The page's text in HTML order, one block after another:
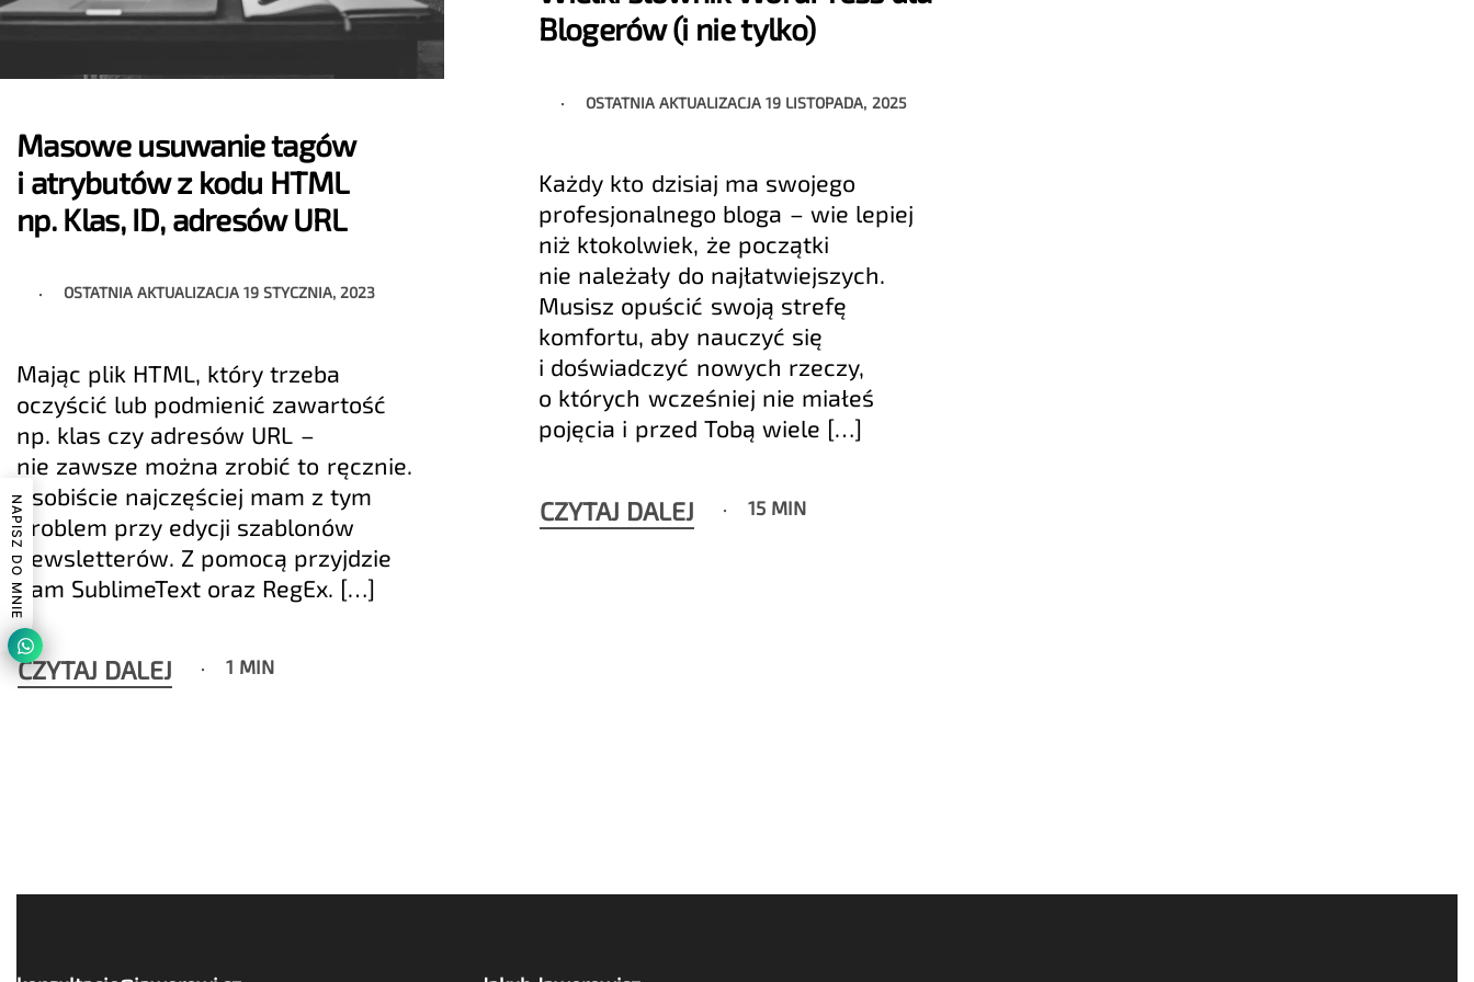
Masowe usuwanie tagów
i atrybutów z kodu HTML
np. Klas, ID, adresów URL
OSTATNIA AKTUALIZACJA19 STYCZNIA, 2023
Mając plik HTML, który trzeba
oczyścić lub podmienić zawartość
np. klas czy adresów URL –
nie zawsze można zrobić to ręcznie.
Osobiście najczęściej mam z tym
problem przy edycji szablonów
newsletterów. Z pomocą przyjdzie
nam SublimeText oraz RegEx. […]
CZYTAJ DALEJ 1 MIN
Blogerów (i nie tylko)
OSTATNIA AKTUALIZACJA19 LISTOPADA, 2025
Każdy kto dzisiaj ma swojego
profesjonalnego bloga – wie lepiej
niż ktokolwiek, że początki
nie należały do najłatwiejszych.
Musisz opuścić swoją strefę
komfortu, aby nauczyć się
i doświadczyć nowych rzeczy,
o których wcześniej nie miałeś
pojęcia i przed Tobą wiele […]
CZYTAJ DALEJ 15 MIN
NAPISZ DO MNIE